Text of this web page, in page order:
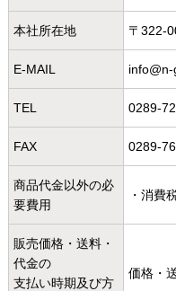
本社所在地 〒322-
E-MAIL
TEL 0289-
FAX 0289-
商品代金以外の必
要費用
・消費
販売価格・送料・
代金の
支払い時期及び方
価格・